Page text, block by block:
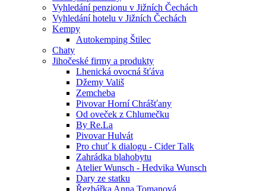
Vyhledání penzionu v Jižních Čechách
Vyhledání hotelu v Jižních Čechách
Kempy
Autokemping Štilec
Chaty
Jihočeské firmy a produkty
Lhenická ovocná šťáva
Džemy Vališ
Zemcheba
Pivovar Horní Chrášťany
Od oveček z Chlumečku
By Re.La
Pivovar Hulvát
Pro chuť k dialogu - Cider Talk
Zahrádka blahobytu
Atelier Wunsch - Hedvika Wunsch
Dary ze statku
Řezbářka Anna Tomanová